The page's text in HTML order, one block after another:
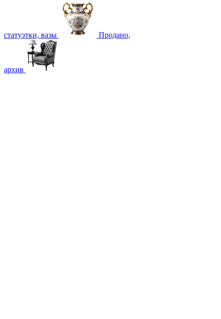
статуэтки, вазы Продано,
архив